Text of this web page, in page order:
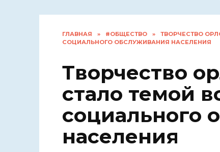
ГЛАВНАЯ » #ОБЩЕСТВО »
ТВОРЧЕСТВО
СОЦИАЛЬНОГО ОБСЛУЖИВАНИЯ НАСЕЛЕНИЯ
Творчество
стало темой
социального
населения